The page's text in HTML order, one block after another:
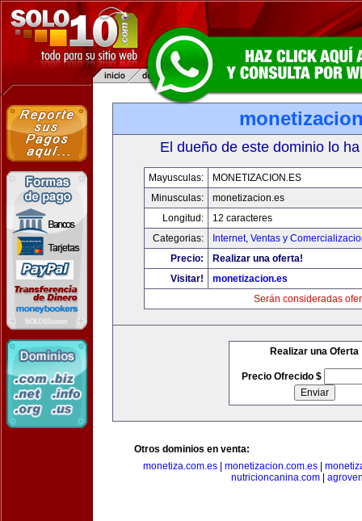
El dueño de este dominio lo
Mayusculas:
MONETIZACION.ES
Minusculas:
monetizacion.es
Longitud:
12 caracteres
Categorias:
Internet, Ventas y
Precio:
Realizar una oferta!
Visitar!
monetizacion.es
Serán consideradas
Realizar una Oferta
Precio Ofrecido $
Otros dominios en venta:
monetiza.com.es| monetizacion.com.es|
nutricioncanina.com